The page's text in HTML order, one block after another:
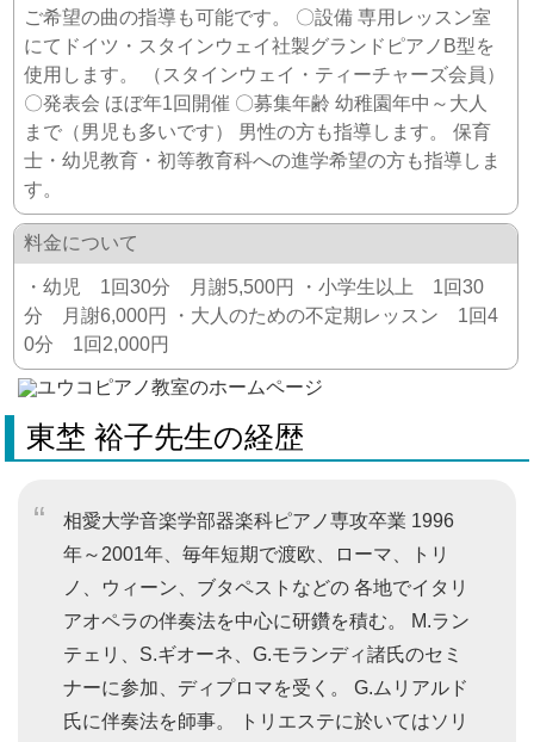
ご希望の曲の指導も可能です。 〇設備 専用レッスン室
にてドイツ・スタインウェイ社製グランドピアノB型を
使用します。 （スタインウェイ・ティーチャーズ会員）
〇発表会 ほぼ年1回開催 〇募集年齢 幼稚園年中～大人
まで（男児も多いです） 男性の方も指導します。 保育
士・幼児教育・初等教育科への進学希望の方も指導しま
す。
料金について
・幼児 1回30分 月謝5,500円 ・小学生以上 1回30
分 月謝6,000円 ・大人のための不定期レッスン 1回4
0分 1回2,000円
東埜 裕子先生の経歴
相愛大学音楽学部器楽科ピアノ専攻卒業 1996
年～2001年、毎年短期で渡欧、ローマ、トリ
ノ、ウィーン、ブタペストなどの 各地でイタリ
アオペラの伴奏法を中心に研鑽を積む。 M.ラン
テェリ、S.ギオーネ、G.モランディ諸氏のセミ
ナーに参加、ディプロマを受く。 G.ムリアルド
氏に伴奏法を師事。 トリエステに於いてはソリ